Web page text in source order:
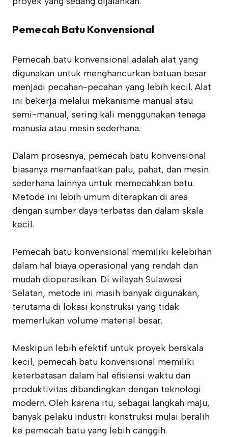
Pemecah Batu Konvensional
Pemecah batu konvensional adalah alat yang
digunakan untuk menghancurkan batuan besar
menjadi pecahan-pecahan yang lebih kecil. Alat
ini bekerja melalui mekanisme manual atau
semi-manual, sering kali menggunakan tenaga
manusia atau mesin sederhana.
Dalam prosesnya, pemecah batu konvensional
biasanya memanfaatkan palu, pahat, dan mesin
sederhana lainnya untuk memecahkan batu.
Metode ini lebih umum diterapkan di area
dengan sumber daya terbatas dan dalam skala
kecil.
Pemecah batu konvensional memiliki kelebihan
dalam hal biaya operasional yang rendah dan
mudah dioperasikan. Di wilayah Sulawesi
Selatan, metode ini masih banyak digunakan,
terutama di lokasi konstruksi yang tidak
memerlukan volume material besar.
Meskipun lebih efektif untuk proyek berskala
kecil, pemecah batu konvensional memiliki
keterbatasan dalam hal efisiensi waktu dan
produktivitas dibandingkan dengan teknologi
modern. Oleh karena itu, sebagai langkah maju,
banyak pelaku industri konstruksi mulai beralih
ke pemecah batu yang lebih canggih.